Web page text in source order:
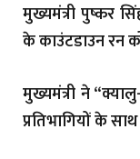
मुख्यमंत्री पुष्कर
के काउंटडाउन रन
मुख्यमंत्री ने
प्रतिभागियों के